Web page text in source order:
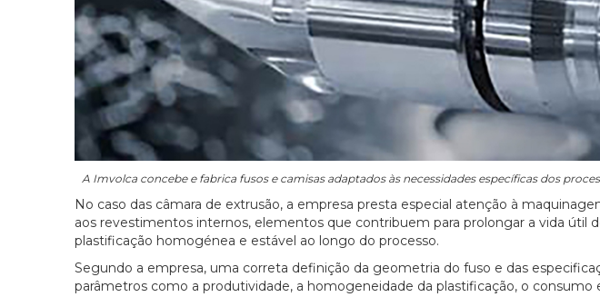
A Imvolca concebe e fabrica fusos e camisas adaptados às necessidades específicas dos
No caso das câmara de extrusão, a empresa presta especial atenção à
aos revestimentos internos, elementos que contribuem para prolongar a vida útil
plastificação homogénea e estável ao longo do processo.
Segundo a empresa, uma correta definição da geometria do fuso e das
parâmetros como a produtividade, a homogeneidade da plastificação, o consumo